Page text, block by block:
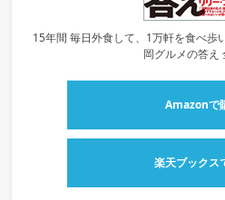
15年間 毎日外食して、1万軒を食べ歩
岡グルメの答え
Amazonで
楽天ブックス